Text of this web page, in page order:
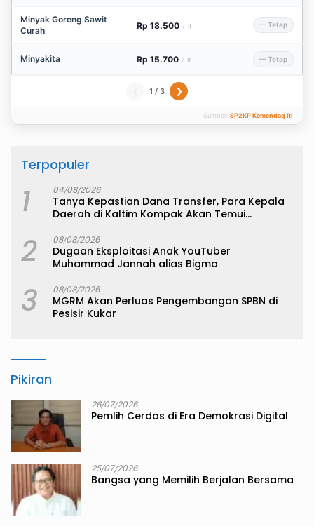
Minyak Goreng Sawit
Curah
Rp 18.500 / lt — Tetap
Minyakita Rp 15.700 / lt — Tetap
1 / 3 ❯
Sumber: SP2KP Kemendag RI
Terpopuler
1 04/08/2026
Tanya Kepastian Dana Transfer, Para Kepala
Daerah di Kaltim Kompak Akan Temui
2 08/08/2026
Dugaan Eksploitasi Anak YouTuber
Muhammad Jannah alias Bigmo
3 08/08/2026
MGRM Akan Perluas Pengembangan SPBN di
Pesisir Kukar
Pikiran
26/07/2026
Pemlih Cerdas di Era Demokrasi Digital
25/07/2026
Bangsa yang Memilih Berjalan Bersama